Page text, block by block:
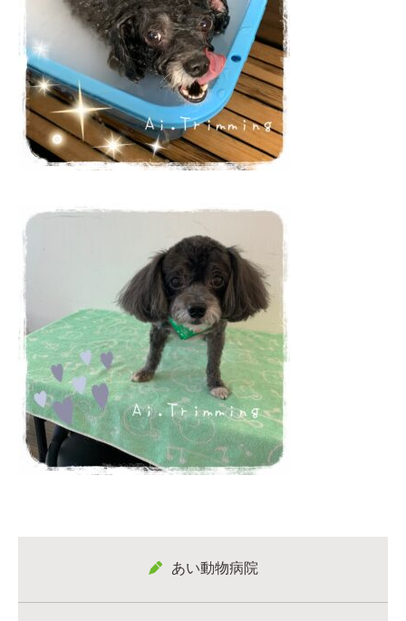
あい動物病院